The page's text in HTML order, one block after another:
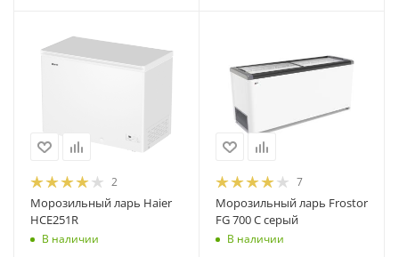
2
Морозильный ларь Haier
HCE251R
В наличии
7
Морозильный ларь Frostor
FG 700 С серый
В наличии